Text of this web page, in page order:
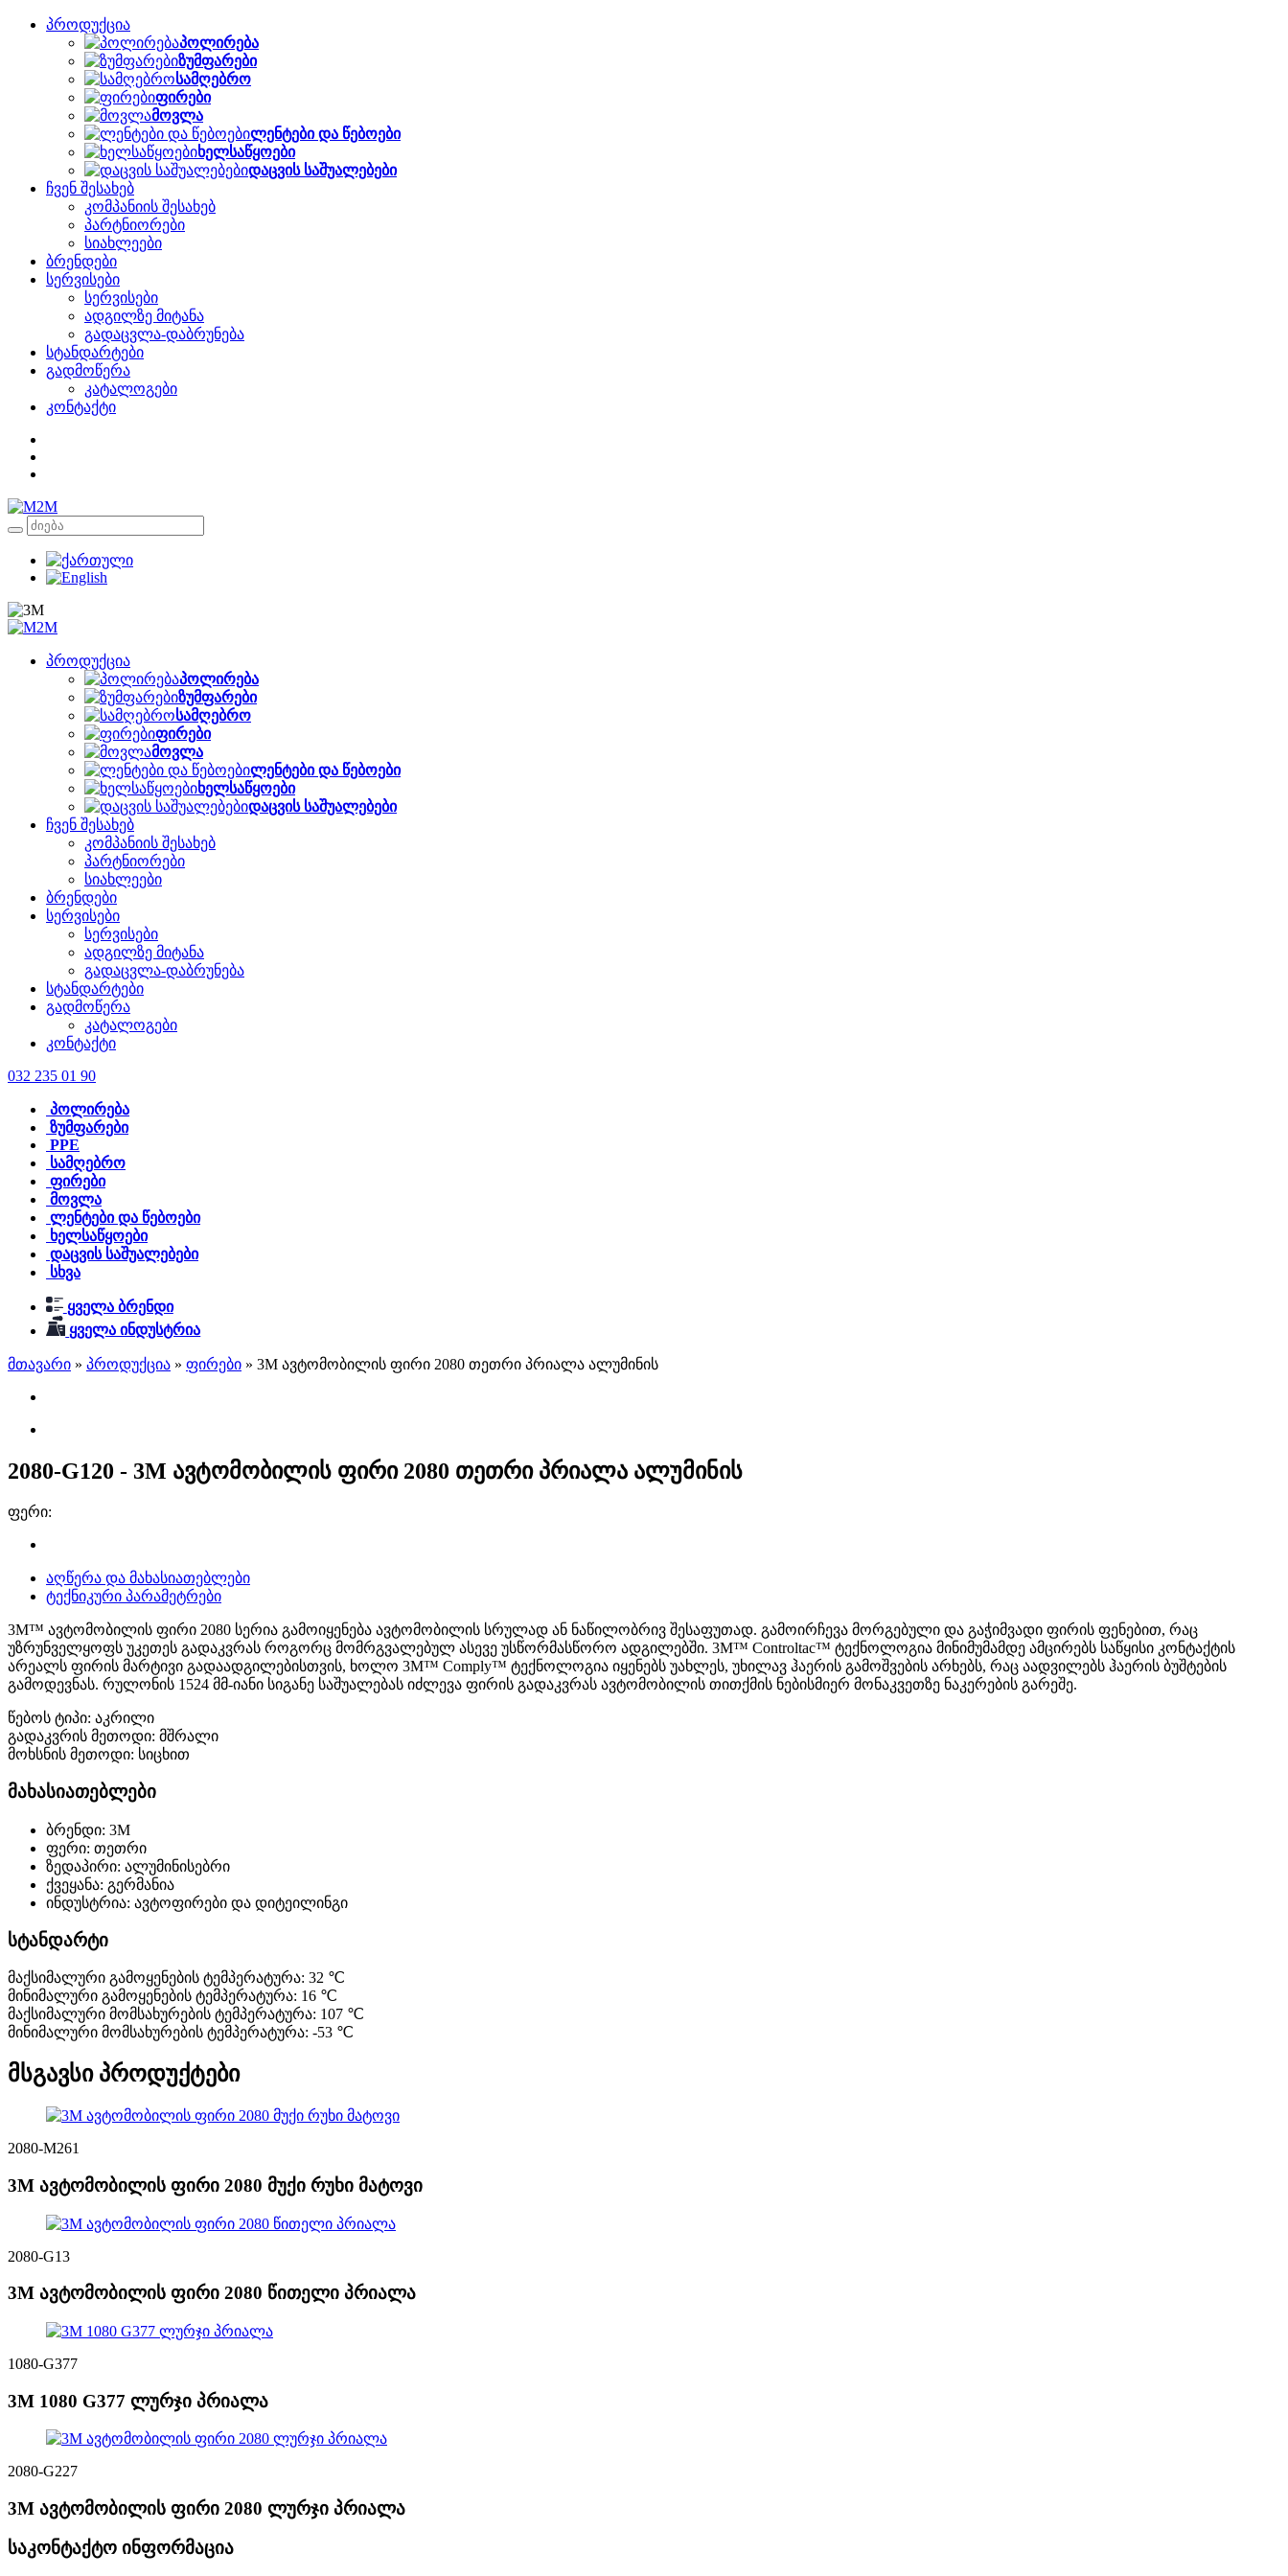
პროდუქცია
პოლირება
ზუმფარები
სამღებრო
ფირები
მოვლა
ლენტები და წებოები
ხელსაწყოები
დაცვის საშუალებები
ჩვენ შესახებ
კომპანიის შესახებ
პარტნიორები
სიახლეები
ბრენდები
სერვისები
სერვისები
ადგილზე მიტანა
გადაცვლა-დაბრუნება
სტანდარტები
გადმოწერა
კატალოგები
კონტაქტი
პროდუქცია
პოლირება
ზუმფარები
სამღებრო
ფირები
მოვლა
ლენტები და წებოები
ხელსაწყოები
დაცვის საშუალებები
ჩვენ შესახებ
კომპანიის შესახებ
პარტნიორები
სიახლეები
ბრენდები
სერვისები
სერვისები
ადგილზე მიტანა
გადაცვლა-დაბრუნება
სტანდარტები
გადმოწერა
კატალოგები
კონტაქტი
032 235 01 90
პოლირება
ზუმფარები
PPE
სამღებრო
ფირები
მოვლა
ლენტები და წებოები
ხელსაწყოები
დაცვის საშუალებები
სხვა
ყველა ბრენდი
ყველა ინდუსტრია
მთავარი » პროდუქცია » ფირები » 3M ავტომობილის ფირი 2080 თეთრი პრიალა ალუმინის
2080-G120 - 3M ავტომობილის ფირი 2080 თეთრი პრიალა ალუმინის
ფერი:
აღწერა და მახასიათებლები
ტექნიკური პარამეტრები
3M™ ავტომობილის ფირი 2080 სერია გამოიყენება ავტომობილის სრულად ან ნაწილობრივ შესაფუთად. გამოირჩევა მორგებული და გაჭიმვადი ფირის ფენებით, რაც
უზრუნველყოფს უკეთეს გადაკვრას როგორც მომრგვალებულ ასევე უსწორმასწორო ადგილებში. 3M™ Controltac™ ტექნოლოგია მინიმუმამდე ამცირებს საწყისი კონტაქტის
არეალს ფირის მარტივი გადაადგილებისთვის, ხოლო 3M™ Comply™ ტექნოლოგია იყენებს უახლეს, უხილავ ჰაერის გამოშვების არხებს, რაც აადვილებს ჰაერის ბუშტების
გამოდევნას. რულონის 1524 მმ-იანი სიგანე საშუალებას იძლევა ფირის გადაკვრას ავტომობილის თითქმის ნებისმიერ მონაკვეთზე ნაკერების გარეშე.
წებოს ტიპი: აკრილი
გადაკვრის მეთოდი: მშრალი
მოხსნის მეთოდი: სიცხით
მახასიათებლები
ბრენდი: 3M
ფერი: თეთრი
ზედაპირი: ალუმინისებრი
ქვეყანა: გერმანია
ინდუსტრია: ავტოფირები და დიტეილინგი
სტანდარტი
მაქსიმალური გამოყენების ტემპერატურა: 32 ℃
მინიმალური გამოყენების ტემპერატურა: 16 ℃
მაქსიმალური მომსახურების ტემპერატურა: 107 ℃
მინიმალური მომსახურების ტემპერატურა: -53 ℃
მსგავსი პროდუქტები
2080-M261
3M ავტომობილის ფირი 2080 მუქი რუხი მატოვი
2080-G13
3M ავტომობილის ფირი 2080 წითელი პრიალა
1080-G377
3M 1080 G377 ლურჯი პრიალა
2080-G227
3M ავტომობილის ფირი 2080 ლურჯი პრიალა
საკონტაქტო ინფორმაცია